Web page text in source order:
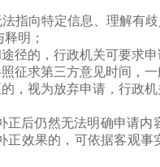
指向特定信息、理解有
明；
径的，行政机关可要求申
征求第三方意见时间，一
，视为放弃申请，行政
正后仍然无法明确申请
正效果的，可依据客观